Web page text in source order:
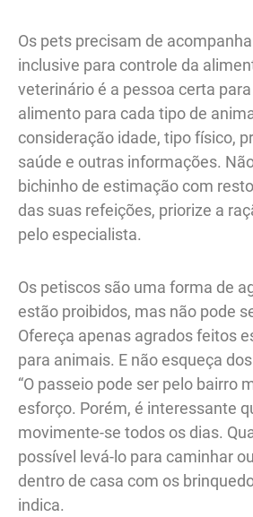
Os pets precisam de
inclusive para controle da
veterinário é a pessoa certa
alimento para cada tipo de
consideração idade, tipo físico,
saúde e outras informações.
bichinho de estimação com
das suas refeições, priorize a
pelo especialista.
Os petiscos são uma forma de
estão proibidos, mas não pode
Ofereça apenas agrados feitos
para animais. E não esqueça
“O passeio pode ser pelo bairro
esforço. Porém, é interessante
movimente-se todos os dias.
possível levá-lo para caminhar
dentro de casa com os
indica.